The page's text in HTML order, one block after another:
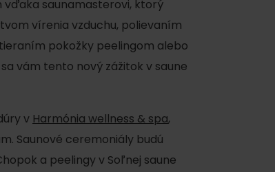
vďaka saunamasterovi, ktorý
vírenia vzduchu, polievaním
pokožky peelingom alebo
vám tento nový zážitok v saune
v Harmónia wellness & spa,
Saunové ceremoniály budú
a peelingy v Soľnej saune